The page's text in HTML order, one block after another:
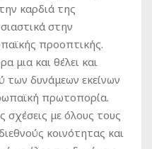
καρδιά της
στην
προοπτικής.
μια και θέλει και
των δυνάμεων εκείνων
πρωτοπορία.
σχέσεις με όλους τους
κοινότητας και